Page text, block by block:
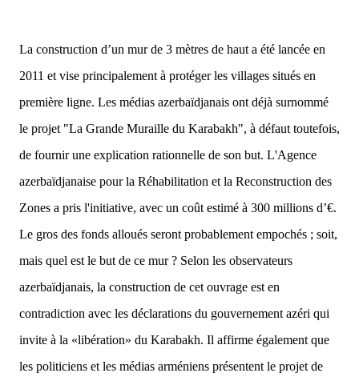
La construction d’un mur de 3 mètres de haut a été lancée en
2011 et vise principalement à protéger les villages situés en
première ligne. Les médias azerbaïdjanais ont déjà surnommé
le projet "La Grande Muraille du Karabakh", à défaut toutefois,
de fournir une explication rationnelle de son but. L'Agence
azerbaïdjanaise pour la Réhabilitation et la Reconstruction des
Zones a pris l'initiative, avec un coût estimé à 300 millions d’€.
Le gros des fonds alloués seront probablement empochés ; soit,
mais quel est le but de ce mur ? Selon les observateurs
azerbaïdjanais, la construction de cet ouvrage est en
contradiction avec les déclarations du gouvernement azéri qui
invite à la «libération» du Karabakh. Il affirme également que
les politiciens et les médias arméniens présentent le projet de